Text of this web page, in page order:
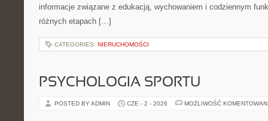
informacje związane z edukacją, wychowaniem i codziennym
różnych etapach […]
CATEGORIES: NIERUCHOMOŚCI
PSYCHOLOGIA SPORTU
POSTED BY ADMIN CZE - 2 - 2026 MOŻLIWOŚĆ